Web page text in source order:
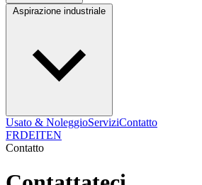
Usato & NoleggioServiziContatto
FRDEITEN
Contatto